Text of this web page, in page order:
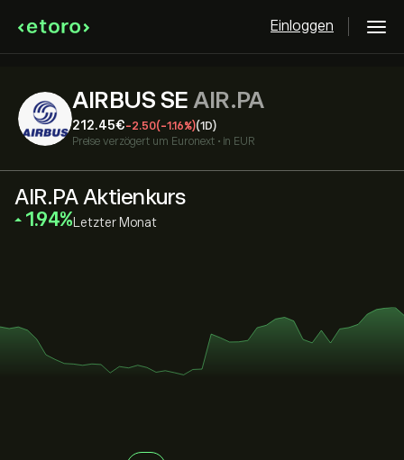
Einloggen
AIRBUS SE AIR.PA
212.45‎€‎-2.50(-1.16%)(1D)
Preise verzögert um Euronext • in EUR
AIR.PA Aktienkurs
‎1.94‎ Letzter Monat